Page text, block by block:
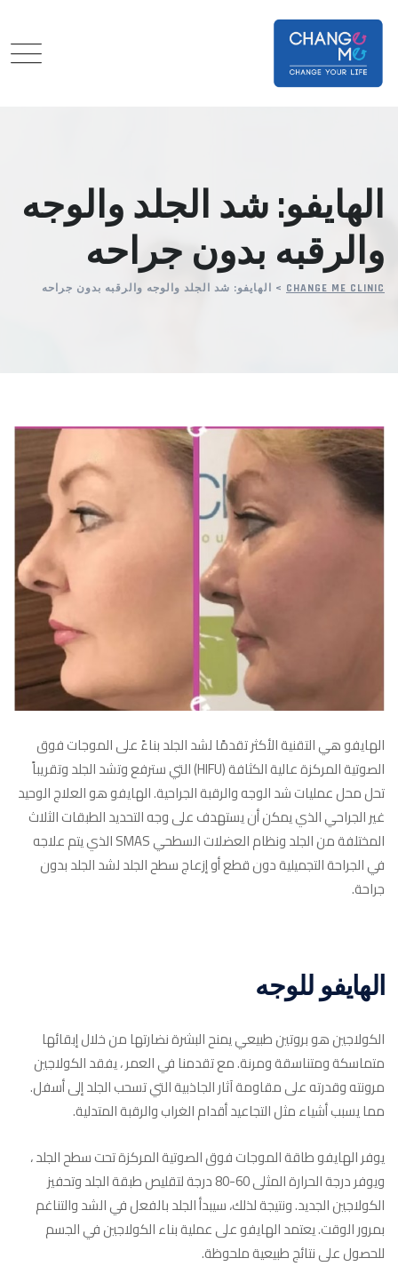
content
الهايفو: شد الجلد والوجه
والرقبه بدون جراحه
CHANGE ME CLINIC
> الهايفو: شد الجلد والوجه والرقبه بدون جراحه
الهايفو هي التقنية الأكثر تقدمًا لشد الجلد بناءً على الموجات فوق
الصوتية المركزة عالية الكثافة (HIFU) التي سترفع وتشد الجلد وتقريباً
تحل محل عمليات شد الوجه والرقبة الجراحية. الهايفو هو العلاج الوحيد
غير الجراحي الذي يمكن أن يستهدف على وجه التحديد الطبقات الثلاث
المختلفة من الجلد ونظام العضلات السطحي SMAS الذي يتم علاجه
في الجراحة التجميلية دون قطع أو إزعاج سطح الجلد لشد الجلد بدون
جراحة.
الهايفو للوجه
الكولاجين هو بروتين طبيعي يمنح البشرة نضارتها من خلال إبقائها
متماسكة ومتناسقة ومرنة. مع تقدمنا ​​في العمر ، يفقد الكولاجين
مرونته وقدرته على مقاومة آثار الجاذبية التي تسحب الجلد إلى أسفل.
مما يسبب أشياء مثل التجاعيد أقدام الغراب والرقبة المتدلية.
يوفر الهايفو طاقة الموجات فوق الصوتية المركزة تحت سطح الجلد ،
ويوفر درجة الحرارة المثلى 60-80 درجة لتقليص طبقة الجلد وتحفيز
الكولاجين الجديد. ونتيجة لذلك، سيبدأ الجلد بالفعل في الشد والتناغم
بمرور الوقت. يعتمد الهايفو على عملية بناء الكولاجين في الجسم
للحصول على نتائج طبيعية ملحوظة.